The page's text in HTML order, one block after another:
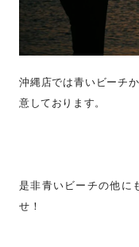
沖縄店では青いビーチ
意しております。
是非青いビーチの他に
せ！